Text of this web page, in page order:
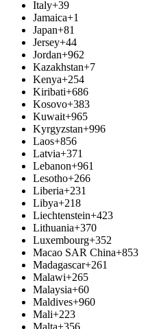
Italy+39
Jamaica+1
Japan+81
Jersey+44
Jordan+962
Kazakhstan+7
Kenya+254
Kiribati+686
Kosovo+383
Kuwait+965
Kyrgyzstan+996
Laos+856
Latvia+371
Lebanon+961
Lesotho+266
Liberia+231
Libya+218
Liechtenstein+423
Lithuania+370
Luxembourg+352
Macao SAR China+853
Madagascar+261
Malawi+265
Malaysia+60
Maldives+960
Mali+223